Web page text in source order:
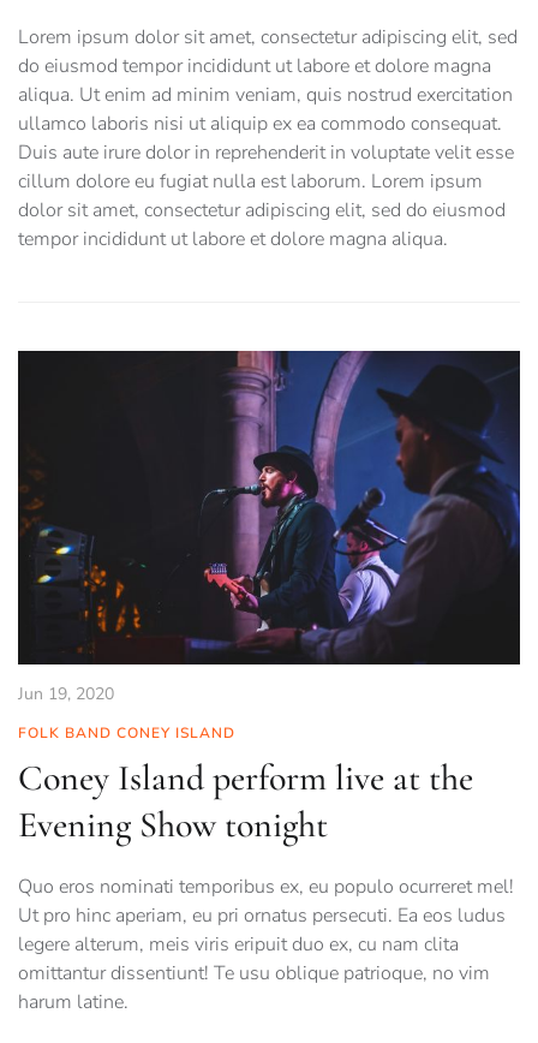
Lorem ipsum dolor sit amet, consectetur adipiscing elit, sed
do eiusmod tempor incididunt ut labore et dolore magna
aliqua. Ut enim ad minim veniam, quis nostrud exercitation
ullamco laboris nisi ut aliquip ex ea commodo consequat.
Duis aute irure dolor in reprehenderit in voluptate velit esse
cillum dolore eu fugiat nulla est laborum. Lorem ipsum
dolor sit amet, consectetur adipiscing elit, sed do eiusmod
tempor incididunt ut labore et dolore magna aliqua.
Jun 19, 2020
FOLK BAND CONEY ISLAND
Coney Island perform live at the
Evening Show tonight
Quo eros nominati temporibus ex, eu populo ocurreret mel!
Ut pro hinc aperiam, eu pri ornatus persecuti. Ea eos ludus
legere alterum, meis viris eripuit duo ex, cu nam clita
omittantur dissentiunt! Te usu oblique patrioque, no vim
harum latine.